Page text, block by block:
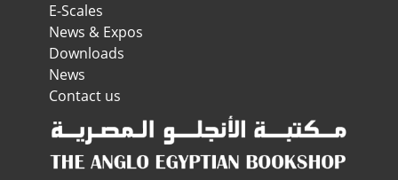
E-Scales
News & Expos
Downloads
News
Contact us